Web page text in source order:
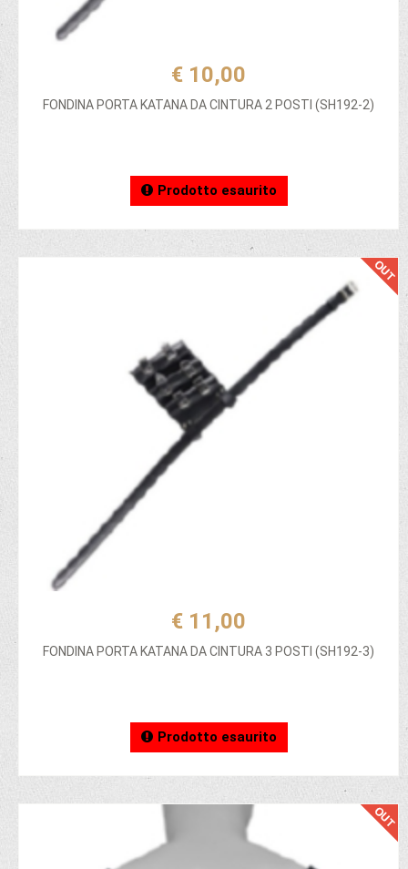
€ 10,00
FONDINA PORTA KATANA DA CINTURA 2 POSTI (SH192-2)
Prodotto esaurito
€ 11,00
FONDINA PORTA KATANA DA CINTURA 3 POSTI (SH192-3)
Prodotto esaurito